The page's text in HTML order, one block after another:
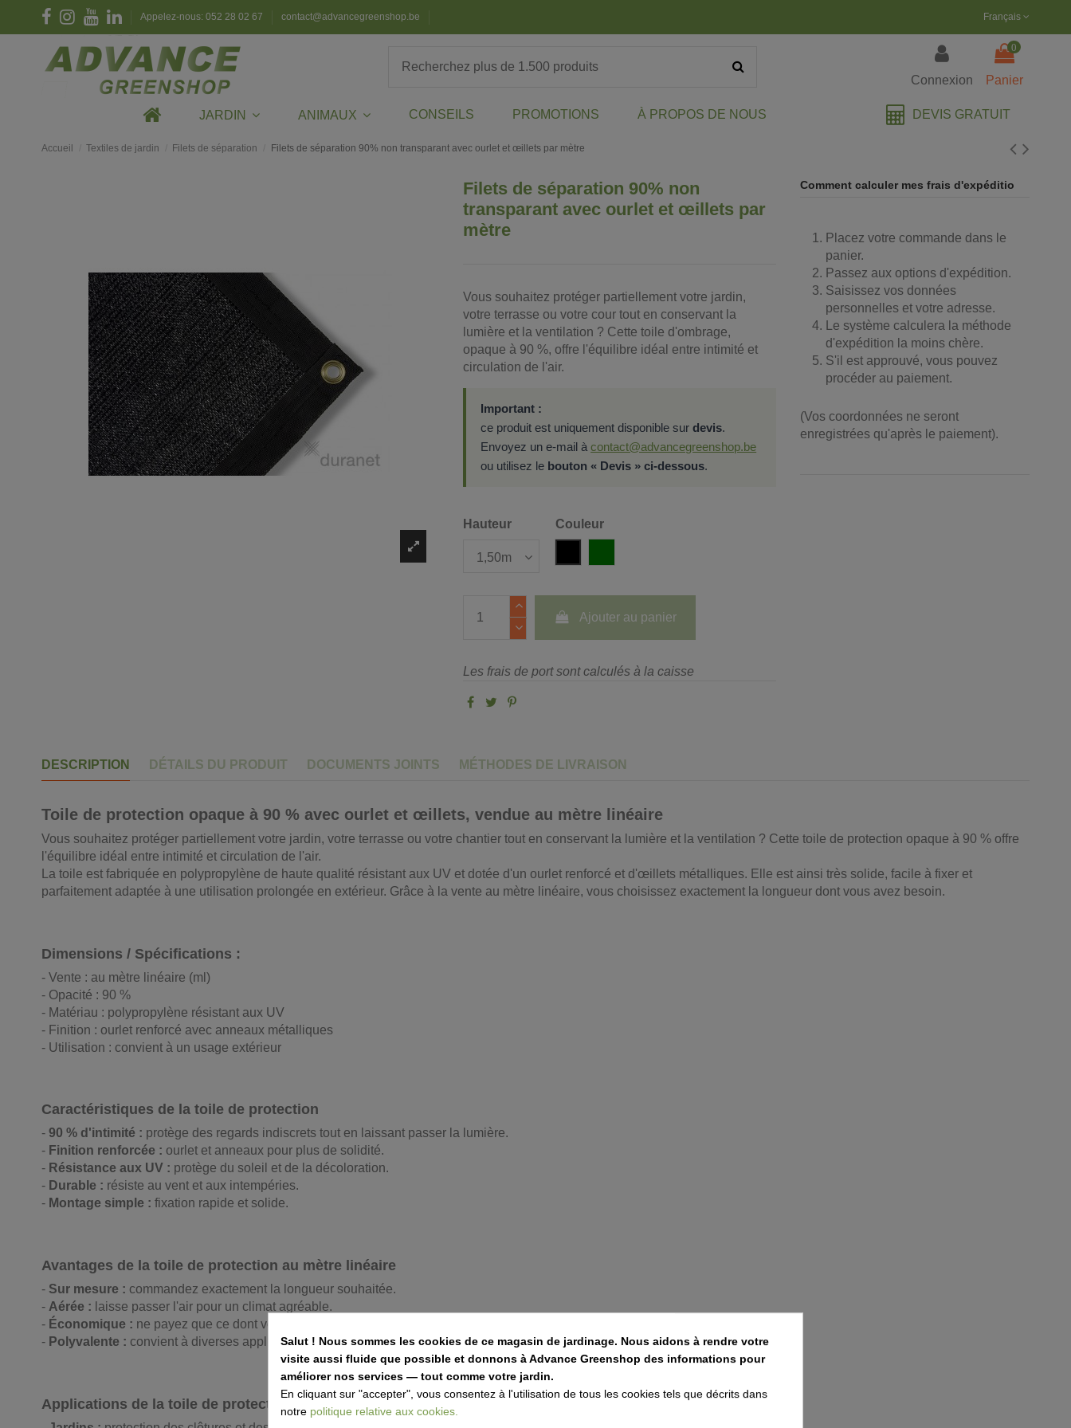
Appelez-nous: 052 28 02 67 contact@advancegreenshop.be Français
Connexion
0
Panier
JARDIN ANIMAUX CONSEILS PROMOTIONS À PROPOS DE NOUS DEVIS GRATUIT
Accueil Textiles de jardin Filets de séparation Filets de séparation 90% non transparant avec ourlet et œillets par mètre
Filets de séparation 90% non
transparant avec ourlet et œillets par
mètre
Vous souhaitez protéger partiellement votre jardin,
votre terrasse ou votre cour tout en conservant la
lumière et la ventilation ? Cette toile d'ombrage,
opaque à 90 %, offre l'équilibre idéal entre intimité et
circulation de l'air.
Important :
ce produit est uniquement disponible surdevis.
Envoyez un e-mail àcontact@advancegreenshop.be
ou utilisez le bouton « Devis » ci-dessous.
Hauteur
Couleur
Ajouter au panier
Les frais de port sont calculés à la caisse
Comment calculer mes frais d'expéditio
Placez votre commande dans le
panier.
Passez aux options d'expédition.
Saisissez vos données
personnelles et votre adresse.
Le système calculera la méthode
d'expédition la moins chère.
S'il est approuvé, vous pouvez
procéder au paiement.
(Vos coordonnées ne seront
enregistrées qu'après le paiement).
DESCRIPTION DÉTAILS DU PRODUIT DOCUMENTS JOINTS MÉTHODES DE LIVRAISON
Toile de protection opaque à 90 % avec ourlet et œillets, vendue au mètre linéaire
Vous souhaitez protéger partiellement votre jardin, votre terrasse ou votre chantier tout en conservant la lumière et la ventilation ? Cette toile de protection opaque à 90 % offre
l'équilibre idéal entre intimité et circulation de l'air.
La toile est fabriquée en polypropylène de haute qualité résistant aux UV et dotée d'un ourlet renforcé et d'œillets métalliques. Elle est ainsi très solide, facile à fixer et
parfaitement adaptée à une utilisation prolongée en extérieur. Grâce à la vente au mètre linéaire, vous choisissez exactement la longueur dont vous avez besoin.
Dimensions / Spécifications :
- Vente : au mètre linéaire (ml)
- Opacité : 90 %
- Matériau : polypropylène résistant aux UV
- Finition : ourlet renforcé avec anneaux métalliques
- Utilisation : convient à un usage extérieur
Caractéristiques de la toile de protection
- 90 % d'intimité : protège des regards indiscrets tout en laissant passer la lumière.
- Finition renforcée : ourlet et anneaux pour plus de solidité.
- Résistance aux UV : protège du soleil et de la décoloration.
- Durable : résiste au vent et aux intempéries.
- Montage simple : fixation rapide et solide.
Avantages de la toile de protection au mètre linéaire
- Sur mesure : commandez exactement la longueur souhaitée.
- Aérée : laisse passer l'air pour un climat agréable.
- Économique : ne payez que ce dont vous avez besoin.
- Polyvalente : convient à diverses applications.
Applications de la toile de protection
Salut ! Nous sommes les cookies de ce magasin de jardinage. Nous aidons à rendre votre
visite aussi fluide que possible et donnons à Advance Greenshop des informations pour
améliorer nos services — tout comme votre jardin.
En cliquant sur "accepter", vous consentez à l'utilisation de tous les cookies tels que décrits dans
notre politique relative aux cookies.